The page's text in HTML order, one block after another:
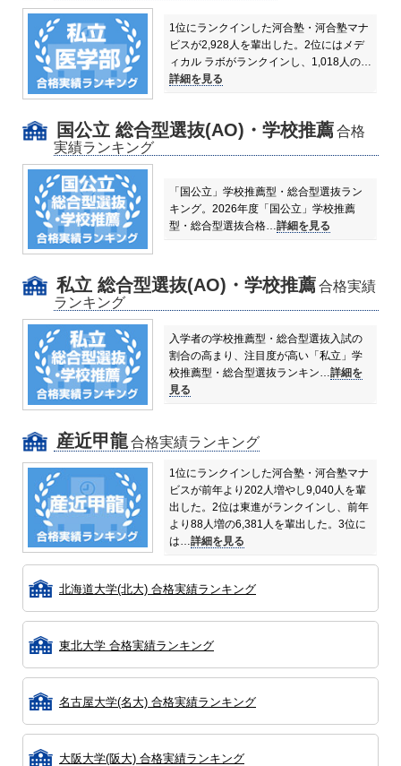
1位にランクインした河合塾・河合塾マナ
ビスが2,928人を輩出した。 2位にはメデ
ィカル ラボがランクインし、1,018人の…
詳細を見る
国公立 総合型選抜(AO)・学校推薦合格
実績ランキング
「国公立」学校推薦型・総合型選抜ラン
キング。 2026年度「国公立」学校推薦
型・総合型選抜合格…詳細を見る
私立 総合型選抜(AO)・学校推薦合格実績
ランキング
入学者の学校推薦型・総合型選抜入試の
割合の高まり、注目度が高い「私立」学
校推薦型・総合型選抜ランキン…詳細を
見る
産近甲龍合格実績ランキング
1位にランクインした河合塾・河合塾マナ
ビスが前年より202人増やし9,040人を輩
出した。 2位は東進がランクインし、前年
より88人増の6,381人を輩出した。 3位に
は…詳細を見る
北海道大学(北大) 合格実績ランキング
東北大学 合格実績ランキング
名古屋大学(名大) 合格実績ランキング
大阪大学(阪大) 合格実績ランキング